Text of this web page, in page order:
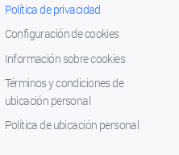
Política de privacidad
Configuración de cookies
Información sobre cookies
Términos y condiciones de
ubicación personal
Política de ubicación personal